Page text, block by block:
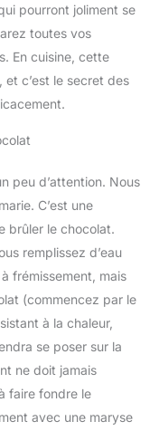
pourront joliment se
toutes vos
En cuisine, cette
et c’est le secret des
peu d’attention. Nous
C’est une
brûler le chocolat.
remplissez d’eau
frémissement, mais
(commencez par le
à la chaleur,
se poser sur la
ne doit jamais
faire fondre le
avec une maryse